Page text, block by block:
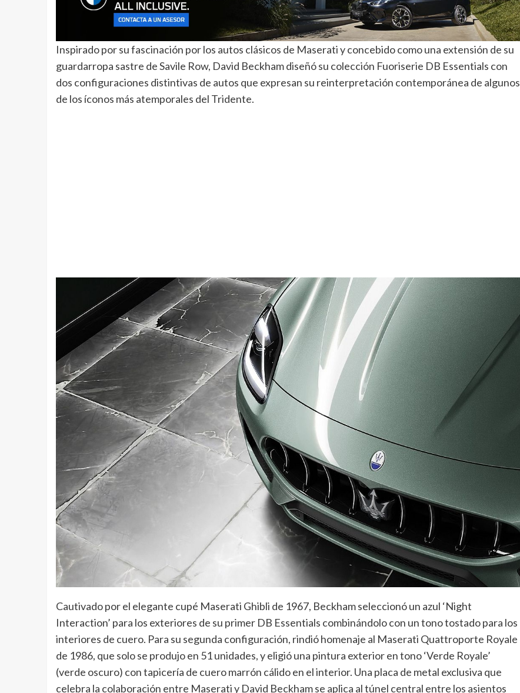
Inspirado por su fascinación por los autos clásicos de Maserati y concebido como una extensión de su
guardarropa sastre de Savile Row, David Beckham diseñó su colección Fuoriserie DB Essentials con
dos configuraciones distintivas de autos que expresan su reinterpretación contemporánea de algunos
de los íconos más atemporales del Tridente.
Cautivado por el elegante cupé Maserati Ghibli de 1967, Beckham seleccionó un azul ‘Night
Interaction’ para los exteriores de su primer DB Essentials combinándolo con un tono tostado para los
interiores de cuero. Para su segunda configuración, rindió homenaje al Maserati Quattroporte Royale
de 1986, que solo se produjo en 51 unidades, y eligió una pintura exterior en tono ‘Verde Royale’
(verde oscuro) con tapicería de cuero marrón cálido en el interior. Una placa de metal exclusiva que
celebra la colaboración entre Maserati y David Beckham se aplica al túnel central entre los asientos